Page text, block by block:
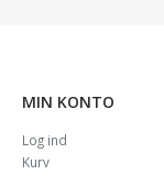
MIN KONTO
Log ind
Kurv